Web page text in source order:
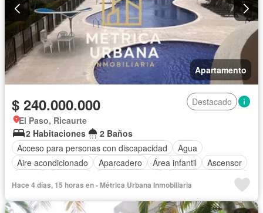
Apartamento
$ 240.000.000
Destacado
El Paso, Ricaurte
2 Habitaciones
2 Baños
Acceso para personas con discapacidad
Agua
Aire acondicionado
Aparcadero Área infantil
Ascensor
Caseta de vigilancia
Cocina integral
Gas natural Gimnasio
Jacuzzi
Piscina
Vigilante Seguridad privada
Tanque de agua
Hace 4 días, 15 horas en - Métrica Urbana Inmobiliaria